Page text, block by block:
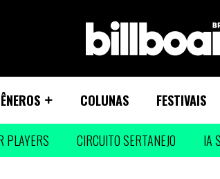
COLUNAS FESTIVAIS
PLAYERS CIRCUITO SERTANEJO IA